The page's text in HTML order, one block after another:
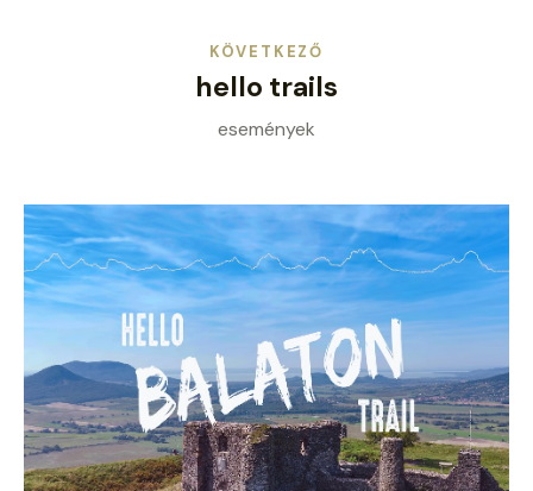
KÖVETKEZŐ
hello trails
események